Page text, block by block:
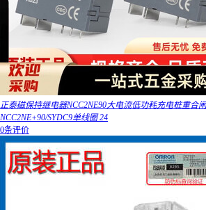
正泰磁保持继电器NCC2NE90大电流低功耗充电桩重合
NCC2NE+90/SYDC9单线圈 24
0条评价